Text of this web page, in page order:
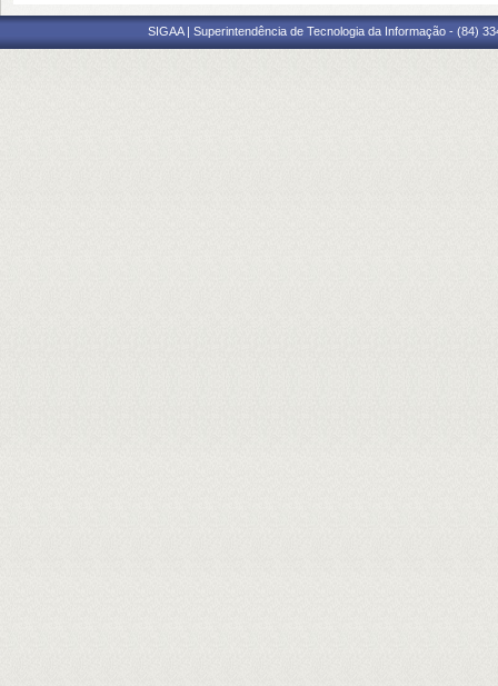
SIGAA | Superintendência de Tecnologia da Informação - (84)